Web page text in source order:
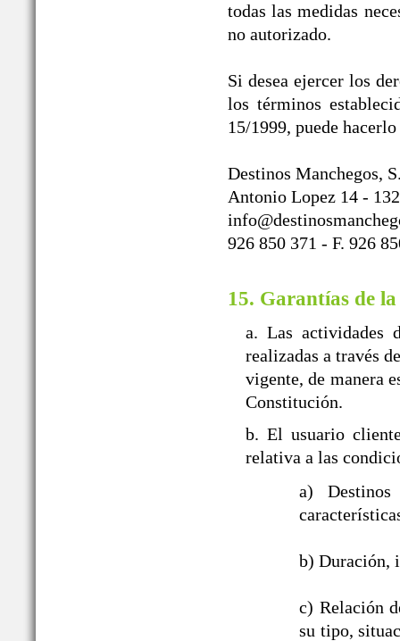
todas las medidas
no autorizado.
Si desea ejercer los
los términos
15/1999, puede
Destinos Manchegos,
Antonio Lopez 14 -
926 850 371 - F. 926
15. Garantías de
a. Las actividades
realizadas a través
vigente, de manera
Constitución.
b. El usuario
relativa a las
a)
b) Duración,
c) Relación
su tipo,